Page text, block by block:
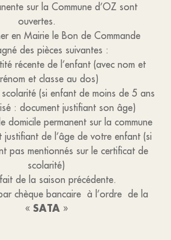
sur la Commune d’OZ sont
ouvertes.
en Mairie le Bon de Commande
des pièces suivantes :
récente de l’enfant (avec nom et
et classe au dos)
(si enfant de moins de 5 ans
: document justifiant son âge)
domicile permanent sur la commune
justifiant de l’âge de votre enfant (si
pas mentionnés sur le certificat de
scolarité)
de la saison précédente.
chèque bancaire à l’ordre de la
« SATA»